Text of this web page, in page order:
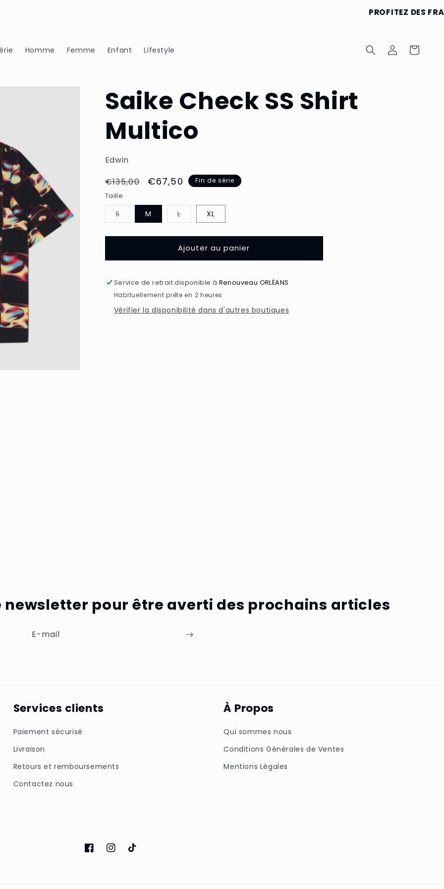
PROFITEZ DES FRAIS
Homme Femme Enfant Lifestyle ConnexionPanier
Saike Check SS Shirt
Multico
Edwin
Prix
habituel
€135,00
Prix
€67,50 Fin de série
Taille
SVariante
épuisée
indisponible
M LVariante
épuisée
indisponible
XL
Ajouter au panier
Service de retrait disponible à Renouveau ORLÉANS
Habituellement prête en 2 heures
Vérifier la disponibilité dans d'autres boutiques
newsletter pour être averti des prochains articles
E-mail
Services clients
Paiement sécurisé
Livraison
Retours et remboursements
Contactez nous
À Propos
Qui sommes nous
Conditions Générales de Ventes
Mentions Légales
FacebookInstagram
TikTok